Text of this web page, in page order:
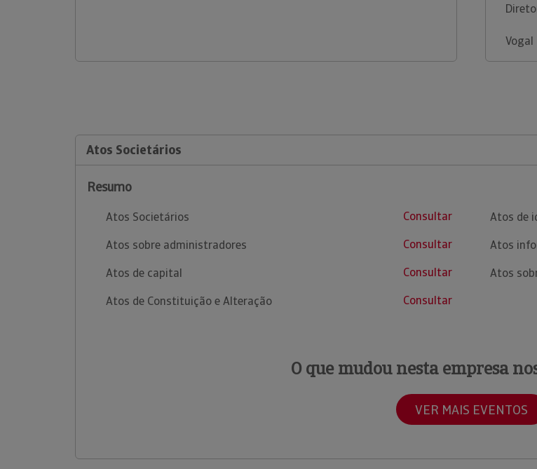
Vogal
Atos Societários
Resumo
Atos Societários
Consultar
Atos sobre administradores
Consultar
Atos de capital
Consultar
Atos de Constituição e Alteração
Consultar
Atos de
Atos
Atos
O que mudou nesta empresa
VER MAIS EVENTOS